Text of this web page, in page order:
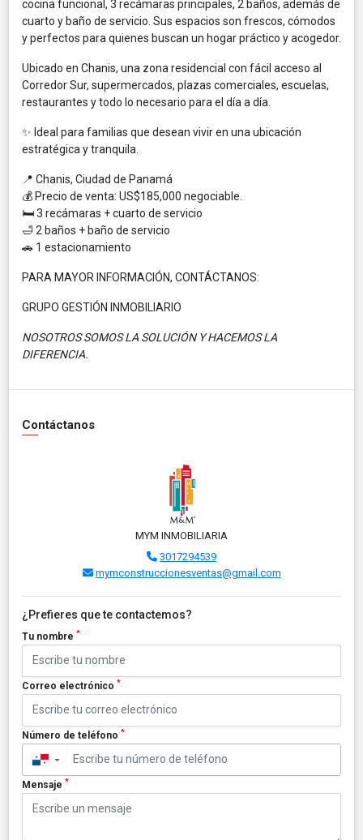
cocina funcional, 3 recámaras principales, 2 baños, además de
cuarto y baño de servicio. Sus espacios son frescos, cómodos
y perfectos para quienes buscan un hogar práctico y acogedor.
Ubicado en Chanis, una zona residencial con fácil acceso al
Corredor Sur, supermercados, plazas comerciales, escuelas,
restaurantes y todo lo necesario para el día a día.
✨ Ideal para familias que desean vivir en una ubicación
estratégica y tranquila.
📍 Chanis, Ciudad de Panamá
💰 Precio de venta: US$185,000 negociable.
🛏️ 3 recámaras + cuarto de servicio
🛁 2 baños + baño de servicio
🚗 1 estacionamiento
PARA MAYOR INFORMACIÓN, CONTÁCTANOS:
GRUPO GESTIÓN INMOBILIARIO
NOSOTROS SOMOS LA SOLUCIÓN Y HACEMOS LA
DIFERENCIA.
Contáctanos
MYM INMOBILIARIA
3017294539
mymconstruccionesventas@gmail.com
¿Prefieres que te contactemos?
Tu nombre *
Correo electrónico *
Número de teléfono *
▼
Mensaje *